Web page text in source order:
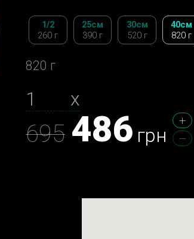
1/2
260 г
25см
390 г
30см
520 г
40см
820 г
820 г
х
695 486 грн